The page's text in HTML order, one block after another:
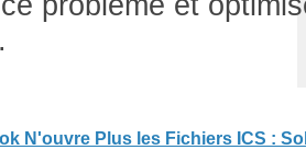
N'ouvre Plus les Fichiers ICS :